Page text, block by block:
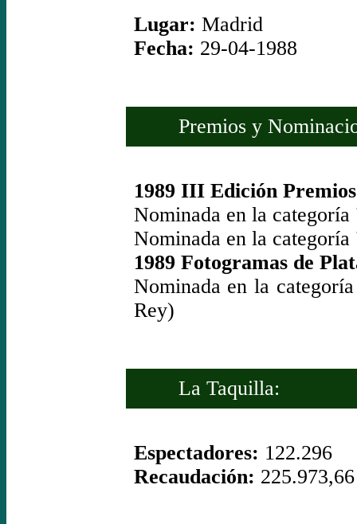
Lugar: Madrid
Fecha: 29-04-1988
Premios y
1989 III Edición
Nominada en la
Nominada en la
1989 Fotogramas de
Nominada en la
Rey)
La Taquilla:
Espectadores: 122.296
Recaudación: